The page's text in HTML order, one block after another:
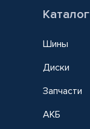
Каталог
Шины
Диски
Запчасти
АКБ